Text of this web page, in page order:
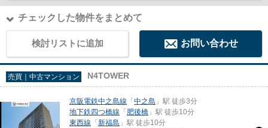
チェックした物件をまとめて
検討リストに追加 お問い合わせ
売買｜中古マンション N4TOWER
京阪電鉄中之島線 「 中之島 」駅 徒歩3分
地下鉄四つ橋線 「 肥後橋 」駅 徒歩10分
東西線 「 新福島 」駅 徒歩10分